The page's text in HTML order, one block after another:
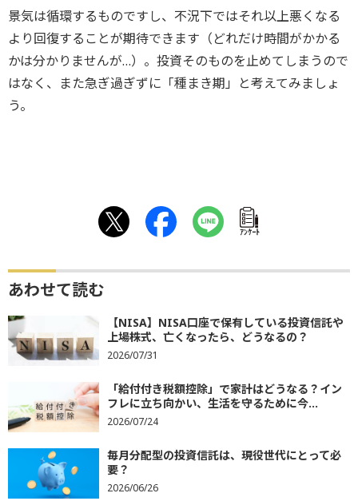
景気は循環するものですし、不況下ではそれ以上悪くなる
より回復することが期待できます（どれだけ時間がかかる
かは分かりませんが…）。投資そのものを止めてしまうので
はなく、また急ぎ過ぎずに「種まき期」と考えてみましょ
う。
ｱﾝｹｰﾄ
あわせて読む
【NISA】NISA口座で保有している投資信託や
上場株式、亡くなったら、どうなるの？
2026/07/31
「給付付き税額控除」で家計はどうなる？イン
フレに立ち向かい、生活を守るために今...
2026/07/24
毎月分配型の投資信託は、現役世代にとって必
要？
2026/06/26